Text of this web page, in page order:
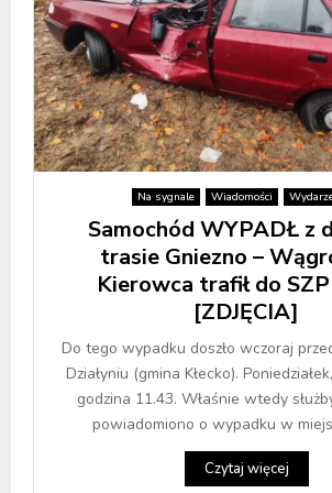
Na sygnale Wiadomości
Samochód WYPADŁ z
trasie Gniezno –
Kierowca trafił do
[ZDJĘCIA]
Do tego wypadku doszło wczoraj
Działyniu (gmina Kłecko).
godzina 11.43. Właśnie wtedy
powiadomiono o wypadku w
Czytaj więcej